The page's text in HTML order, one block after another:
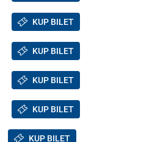
KUP BILET
KUP BILET
KUP BILET
KUP BILET
KUP BILET